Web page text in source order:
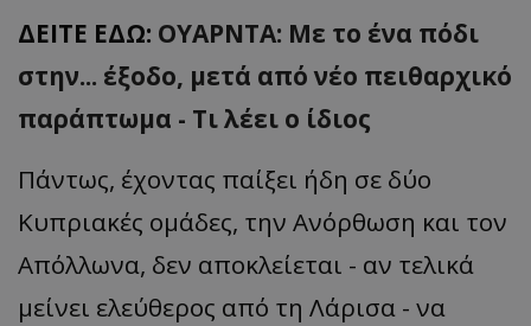
ΔΕΙΤΕ ΕΔΩ: ΟΥΑΡΝΤΑ: Με το ένα πόδι
στην... έξοδο, μετά από νέο πειθαρχικό
παράπτωμα - Τι λέει ο ίδιος
Πάντως, έχοντας παίξει ήδη σε δύο
Κυπριακές ομάδες, την Ανόρθωση και τον
Απόλλωνα, δεν αποκλείεται - αν τελικά
μείνει ελεύθερος από τη Λάρισα - να